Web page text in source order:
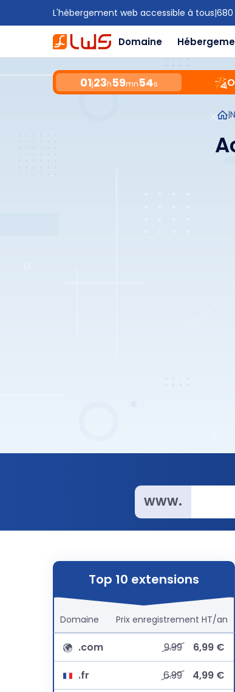
L'hébergement web accessible à tous|680
Domaine
01j23h59mn53s
|
www.
Top 10 extensions
Domaine Prix enregistrement HT/an
.com 9.99
6,99 €
.fr
6.99
4,99 €